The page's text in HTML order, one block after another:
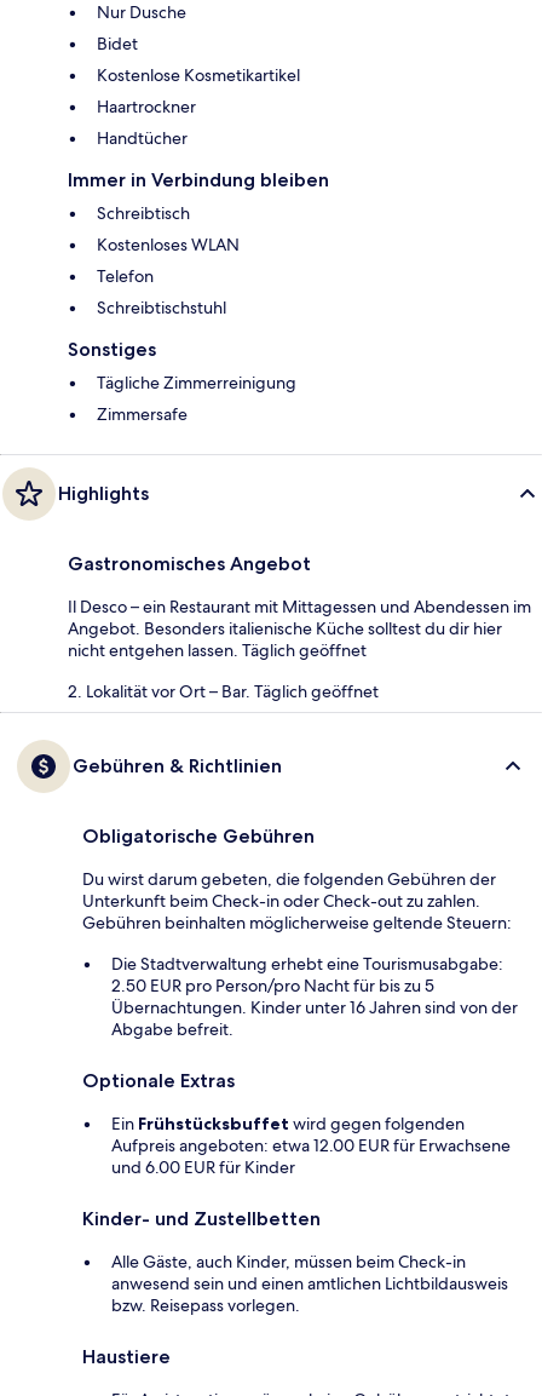
Nur Dusche
Bidet
Kostenlose Kosmetikartikel
Haartrockner
Handtücher
Immer in Verbindung bleiben
Schreibtisch
Kostenloses WLAN
Telefon
Schreibtischstuhl
Sonstiges
Tägliche Zimmerreinigung
Zimmersafe
Highlights
Gastronomisches Angebot
Il Desco – ein Restaurant mit Mittagessen und Abendessen im
Angebot. Besonders italienische Küche solltest du dir hier
nicht entgehen lassen. Täglich geöffnet
2. Lokalität vor Ort – Bar. Täglich geöffnet
Gebühren & Richtlinien
Obligatorische Gebühren
Du wirst darum gebeten, die folgenden Gebühren der
Unterkunft beim Check-in oder Check-out zu zahlen.
Gebühren beinhalten möglicherweise geltende Steuern:
Die Stadtverwaltung erhebt eine Tourismusabgabe:
2.50 EUR pro Person/pro Nacht für bis zu 5
Übernachtungen. Kinder unter 16 Jahren sind von der
Abgabe befreit.
Optionale Extras
Ein Frühstücksbuffet wird gegen folgenden
Aufpreis angeboten: etwa 12.00 EUR für Erwachsene
und 6.00 EUR für Kinder
Kinder- und Zustellbetten
Alle Gäste, auch Kinder, müssen beim Check-in
anwesend sein und einen amtlichen Lichtbildausweis
bzw. Reisepass vorlegen.
Haustiere